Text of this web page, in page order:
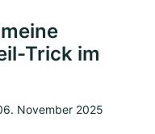
Trick im
November 2025